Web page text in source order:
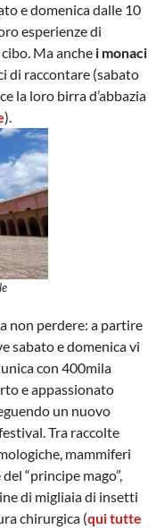
e domenica dalle 10
esperienze di
Ma anchei monaci
di raccontare (sabato
la loro birra d’abbazia
).
non perdere: a partire
sabato e domenica vi
con 400mila
e appassionato
un nuovo
Tra raccolte
mammiferi
“principe mago”,
di migliaia di insetti
chirurgica (qui tutte